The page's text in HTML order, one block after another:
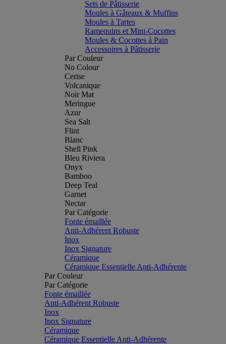
Sets de Pâtisserie
Moules à Gâteaux & Muffins
Moules à Tartes
Ramequins et Mini-Cocottes
Moules & Cocottes à Pain
Accessoires à Pâtisserie
Par Couleur
No Colour
Cerise
Volcanique
Noir Mat
Meringue
Azur
Sea Salt
Flint
Blanc
Shell Pink
Bleu Riviera
Onyx
Bamboo
Deep Teal
Garnet
Nectar
Par Catégorie
Fonte émaillée
Anti-Adhérent Robuste
Inox
Inox Signature
Céramique
Céramique Essentielle Anti-Adhérente
Par Couleur
Par Catégorie
Fonte émaillée
Anti-Adhérent Robuste
Inox
Inox Signature
Céramique
Céramique Essentielle Anti-Adhérente